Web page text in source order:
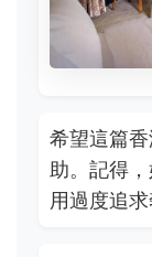
希望這篇
助。記得
用過度追